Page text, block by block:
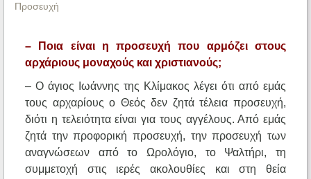
Προσευχή
– Ποια είναι η προσευχή που αρμόζει στους
αρχάριους μοναχούς και χριστιανούς;
– Ο άγιος Ιωάννης της Κλίμακος λέγει ότι από εμάς
τους αρχαρίους ο Θεός δεν ζητά τέλεια προσευχή,
διότι η τελειότητα είναι για τους αγγέλους. Από εμάς
ζητά την προφορική προσευχή, την προσευχή των
αναγνώσεων από το Ωρολόγιο, το Ψαλτήρι, τη
συμμετοχή στις ιερές ακολουθίες και στη θεία